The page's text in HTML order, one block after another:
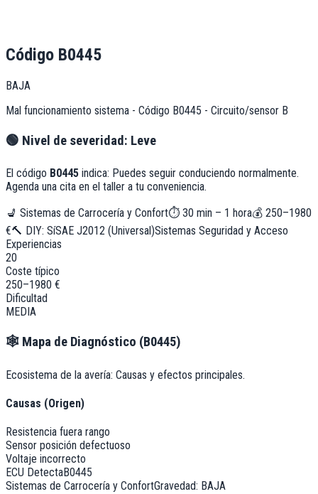
Código B0445
BAJA
Mal funcionamiento sistema - Código B0445 - Circuito/sensor B
🟢 Nivel de severidad: Leve
El código B0445 indica: Puedes seguir conduciendo normalmente.
Agenda una cita en el taller a tu conveniencia.
💺 Sistemas de Carrocería y Confort⏱ 30 min – 1 hora💰 250–1980
€🔨 DIY: SíSAE J2012 (Universal)Sistemas Seguridad y Acceso
Experiencias
20
Coste típico
250–1980 €
Dificultad
MEDIA
🕸️ Mapa de Diagnóstico (B0445)
Ecosistema de la avería: Causas y efectos principales.
Causas (Origen)
Resistencia fuera rango
Sensor posición defectuoso
Voltaje incorrecto
ECU DetectaB0445
Sistemas de Carrocería y ConfortGravedad: BAJA